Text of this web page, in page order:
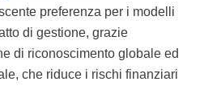
preferenza per i modelli
di gestione, grazie
di riconoscimento globale ed
che riduce i rischi finanziari